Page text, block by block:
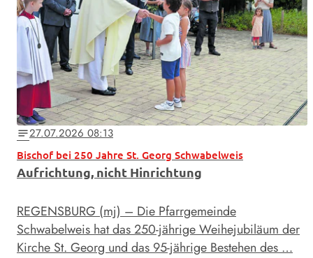
notes27.07.2026 08:13
Bischof bei 250 Jahre St. Georg Schwabelweis
Aufrichtung, nicht Hinrichtung
REGENSBURG (mj) – Die Pfarrgemeinde
Schwabelweis hat das 250-jährige Weihejubiläum der
Kirche St. Georg und das 95-jährige Bestehen des …